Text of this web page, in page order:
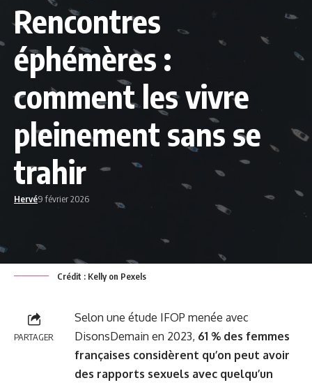
Rencontres
éphémères :
comment les vivre
pleinement sans se
trahir
Hervé9 février 2026
Crédit : Kelly on Pexels
PARTAGER
Selon une étude IFOP menée avec
DisonsDemain en 2023, 61 % des femmes
françaises considèrent qu’on peut avoir
des rapports sexuels avec quelqu’un